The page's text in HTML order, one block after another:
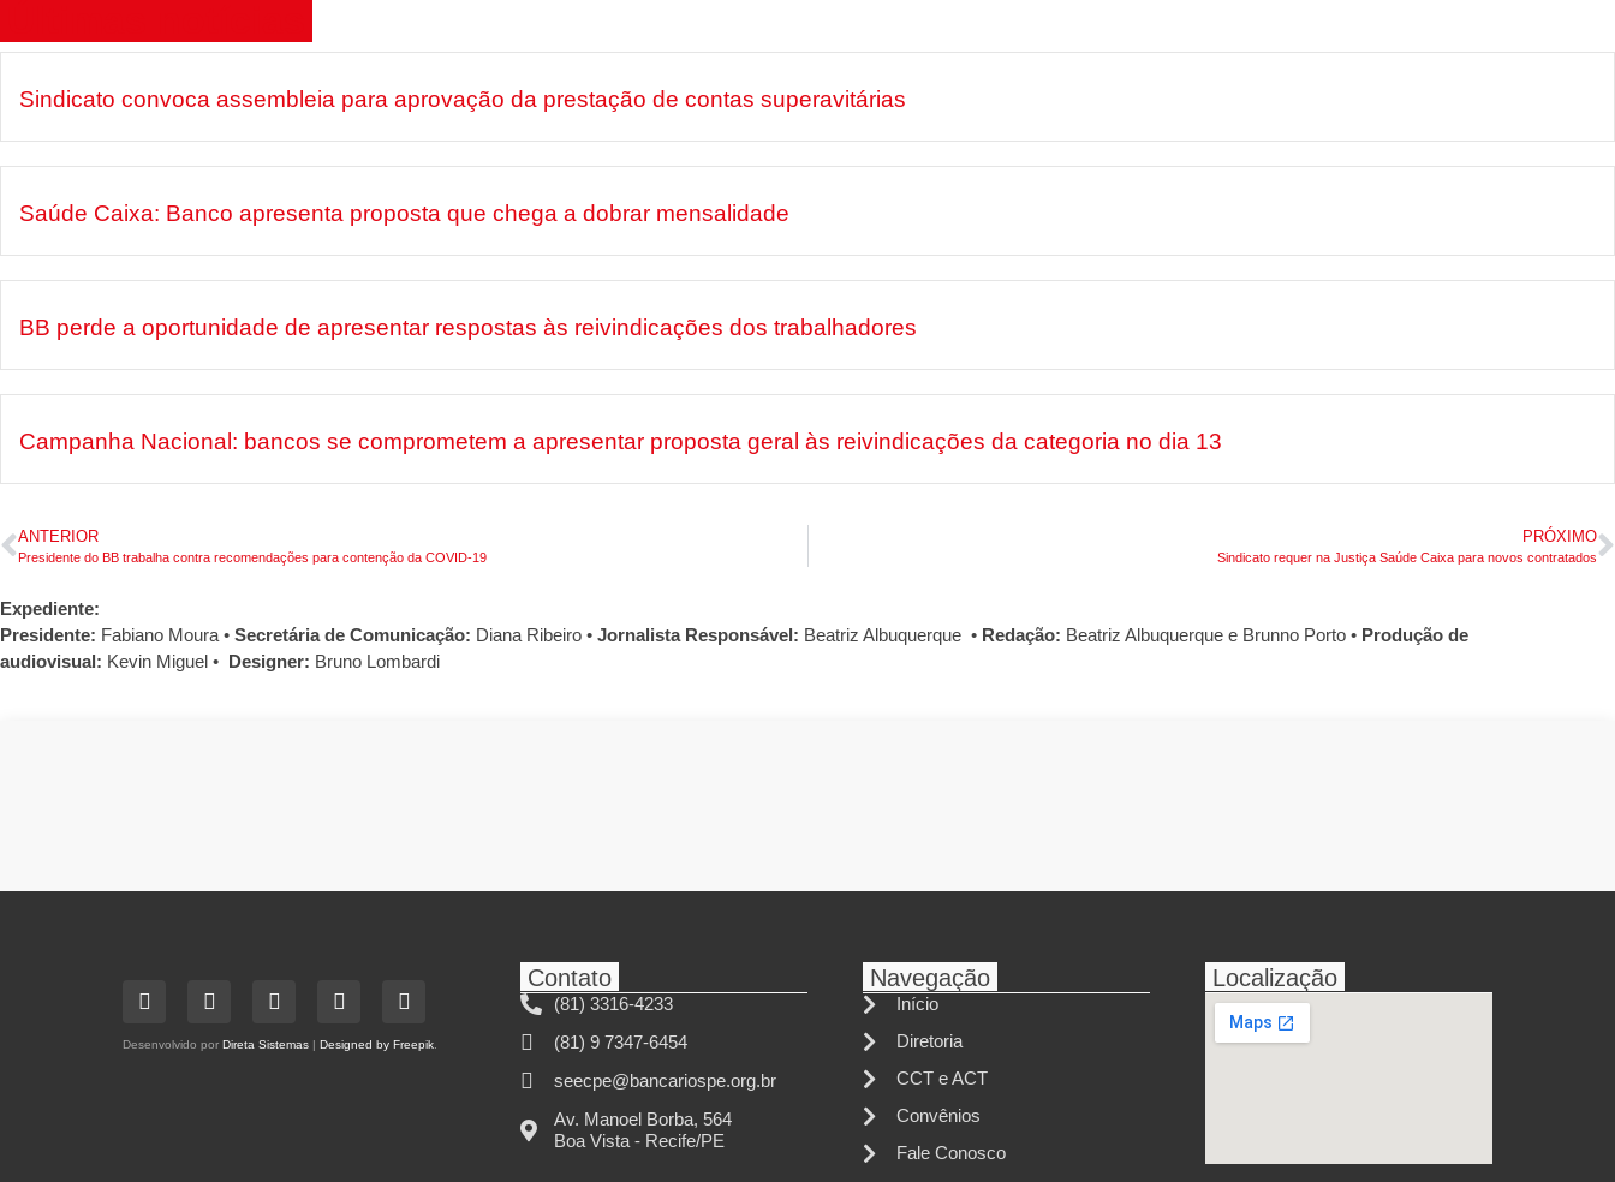
Sindicato convoca assembleia para aprovação da prestação de contas superavitárias
Saúde Caixa: Banco apresenta proposta que chega a dobrar mensalidade
BB perde a oportunidade de apresentar respostas às reivindicações dos trabalhadores
Campanha Nacional: bancos se comprometem a apresentar proposta geral às reivindicações da categoria no dia 13
ANTERIOR
Presidente do BB trabalha contra recomendações para contenção da COVID-19
PRÓXIMO
Sindicato requer na Justiça Saúde Caixa para novos contratados
Expediente:
Presidente: Fabiano Moura • Secretária de Comunicação: Diana Ribeiro • Jornalista Responsável: Beatriz Albuquerque • Redação: Beatriz Albuquerque e Brunno Porto • Produção de
audiovisual: Kevin Miguel • Designer: Bruno Lombardi
Desenvolvido por Direta Sistemas Designed by Freepik.
Contato
(81) 3316-4233
(81) 9 7347-6454
seecpe@bancariospe.org.br
Av. Manoel Borba, 564
Boa Vista - Recife/PE
Navegação
Início
Diretoria
CCT e ACT
Convênios
Fale Conosco
Localização